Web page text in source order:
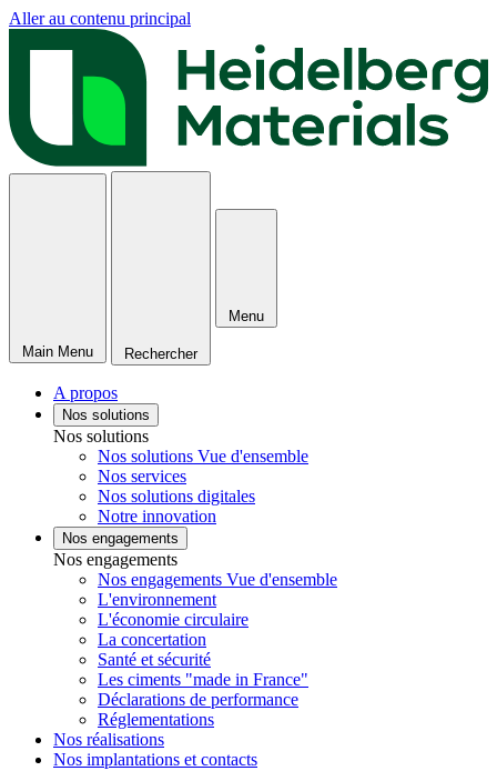
Aller au contenu principal
Main Menu Rechercher
Menu
A propos
Nos solutions
Nos solutions
Nos solutions Vue d'ensemble
Nos services
Nos solutions digitales
Notre innovation
Nos engagements
Nos engagements
Nos engagements Vue d'ensemble
L'environnement
L'économie circulaire
La concertation
Santé et sécurité
Les ciments "made in France"
Déclarations de performance
Réglementations
Nos réalisations
Nos implantations et contacts